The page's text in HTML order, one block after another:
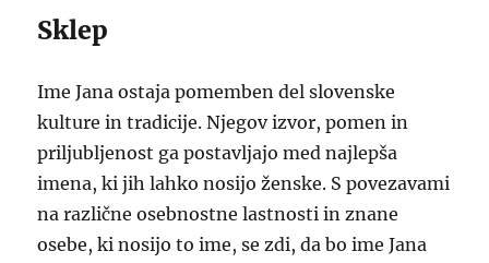
Sklep
Ime Jana ostaja pomemben del slovenske
kulture in tradicije. Njegov izvor, pomen in
priljubljenost ga postavljajo med najlepša
imena, ki jih lahko nosijo ženske. S povezavami
na različne osebnostne lastnosti in znane
osebe, ki nosijo to ime, se zdi, da bo ime Jana